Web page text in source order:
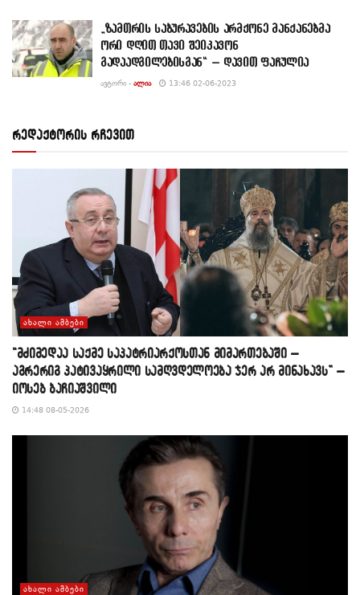
„ზამთრის საბურავების არმქონე მანქანებმა
ორი დღით თავი შეიკავონ
გადაადგილებისგან“ – დავით ფაჩულია
ᲐᲕᲢᲝᲠᲘ - ᲐᲚᲘᲐ 13:46 02-06-2023
რედაქტორის რჩევით
ᲐᲮᲐᲚᲘ ᲐᲛᲑᲔᲑᲘ
“მძიმედაა საქმე საპატრიარქოსთან მიმართებაში –
აგრერიგ პატივაყრილი სამღვდელოება ჯერ არ მინახავს” –
იოსებ ბაჩიაშვილი
14:48 08-05-2026
ᲐᲮᲐᲚᲘ ᲐᲛᲑᲔᲑᲘ